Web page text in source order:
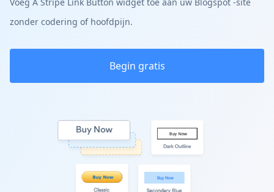
zonder codering of hoofdpijn.
Begin gratis